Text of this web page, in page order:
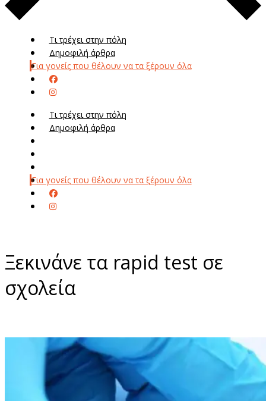
Τι τρέχει στην πόλη
Δημοφιλή άρθρα
Για γονείς που θέλουν να τα ξέρουν όλα
Τι τρέχει στην πόλη
Δημοφιλή άρθρα
Για γονείς που θέλουν να τα ξέρουν όλα
Ξεκινάνε τα rapid test σε
σχολεία